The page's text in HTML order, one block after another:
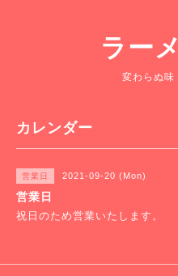
ラー
変わらぬ味
カレンダー
営業日 2021-09-20 (Mon)
営業日
祝日のため営業いたします。